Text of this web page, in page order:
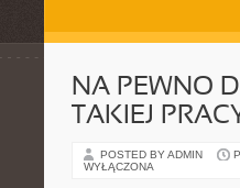
NA PEWNO
TAKIEJ
POSTED BY ADMIN
WYŁĄCZONA